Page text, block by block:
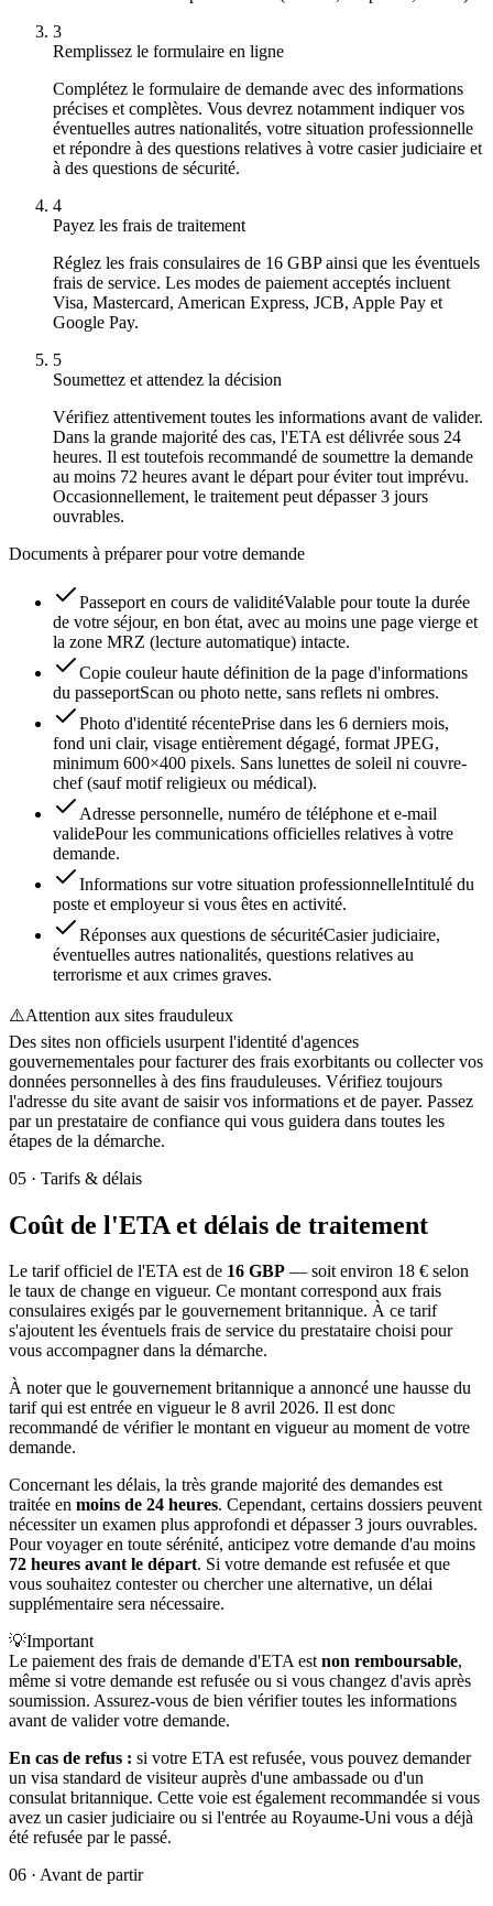
3
Remplissez le formulaire en ligne
Complétez le formulaire de demande avec des informations
précises et complètes. Vous devrez notamment indiquer vos
éventuelles autres nationalités, votre situation professionnelle
et répondre à des questions relatives à votre casier judiciaire et
à des questions de sécurité.
4
Payez les frais de traitement
Réglez les frais consulaires de 16 GBP ainsi que les éventuels
frais de service. Les modes de paiement acceptés incluent
Visa, Mastercard, American Express, JCB, Apple Pay et
Google Pay.
5
Soumettez et attendez la décision
Vérifiez attentivement toutes les informations avant de valider.
Dans la grande majorité des cas, l'ETA est délivrée sous 24
heures. Il est toutefois recommandé de soumettre la demande
au moins 72 heures avant le départ pour éviter tout imprévu.
Occasionnellement, le traitement peut dépasser 3 jours
ouvrables.
Documents à préparer pour votre demande
Passeport en cours de validitéValable pour toute la durée
de votre séjour, en bon état, avec au moins une page vierge et
la zone MRZ (lecture automatique) intacte.
Copie couleur haute définition de la page d'informations
du passeportScan ou photo nette, sans reflets ni ombres.
Photo d'identité récentePrise dans les 6 derniers mois,
fond uni clair, visage entièrement dégagé, format JPEG,
minimum 600×400 pixels. Sans lunettes de soleil ni couvre-
chef (sauf motif religieux ou médical).
Adresse personnelle, numéro de téléphone et e-mail
validePour les communications officielles relatives à votre
demande.
Informations sur votre situation professionnelleIntitulé du
poste et employeur si vous êtes en activité.
Réponses aux questions de sécuritéCasier judiciaire,
éventuelles autres nationalités, questions relatives au
terrorisme et aux crimes graves.
⚠️Attention aux sites frauduleux
Des sites non officiels usurpent l'identité d'agences
gouvernementales pour facturer des frais exorbitants ou collecter vos
données personnelles à des fins frauduleuses. Vérifiez toujours
l'adresse du site avant de saisir vos informations et de payer. Passez
par un prestataire de confiance qui vous guidera dans toutes les
étapes de la démarche.
05 · Tarifs & délais
Coût de l'ETA et délais de traitement
Le tarif officiel de l'ETA est de 16 GBP — soit environ 18 € selon
le taux de change en vigueur. Ce montant correspond aux frais
consulaires exigés par le gouvernement britannique. À ce tarif
s'ajoutent les éventuels frais de service du prestataire choisi pour
vous accompagner dans la démarche.
À noter que le gouvernement britannique a annoncé une hausse du
tarif qui est entrée en vigueur le 8 avril 2026. Il est donc
recommandé de vérifier le montant en vigueur au moment de votre
demande.
Concernant les délais, la très grande majorité des demandes est
traitée en moins de 24 heures. Cependant, certains dossiers peuvent
nécessiter un examen plus approfondi et dépasser 3 jours ouvrables.
Pour voyager en toute sérénité, anticipez votre demande d'au moins
72 heures avant le départ. Si votre demande est refusée et que
vous souhaitez contester ou chercher une alternative, un délai
supplémentaire sera nécessaire.
💡Important
Le paiement des frais de demande d'ETA estnon remboursable,
même si votre demande est refusée ou si vous changez d'avis après
soumission. Assurez-vous de bien vérifier toutes les informations
avant de valider votre demande.
En cas de refus : si votre ETA est refusée, vous pouvez demander
un visa standard de visiteur auprès d'une ambassade ou d'un
consulat britannique. Cette voie est également recommandée si vous
avez un casier judiciaire ou si l'entrée au Royaume-Uni vous a déjà
été refusée par le passé.
06 · Avant de partir